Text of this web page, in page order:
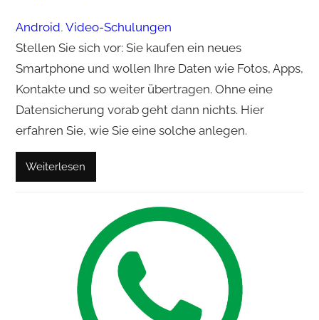
Android, Video-Schulungen
Stellen Sie sich vor: Sie kaufen ein neues
Smartphone und wollen Ihre Daten wie Fotos, Apps,
Kontakte und so weiter übertragen. Ohne eine
Datensicherung vorab geht dann nichts. Hier
erfahren Sie, wie Sie eine solche anlegen.
Weiterlesen